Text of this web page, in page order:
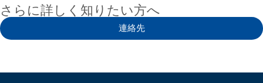
さらに詳しく知りたい方へ
連絡先